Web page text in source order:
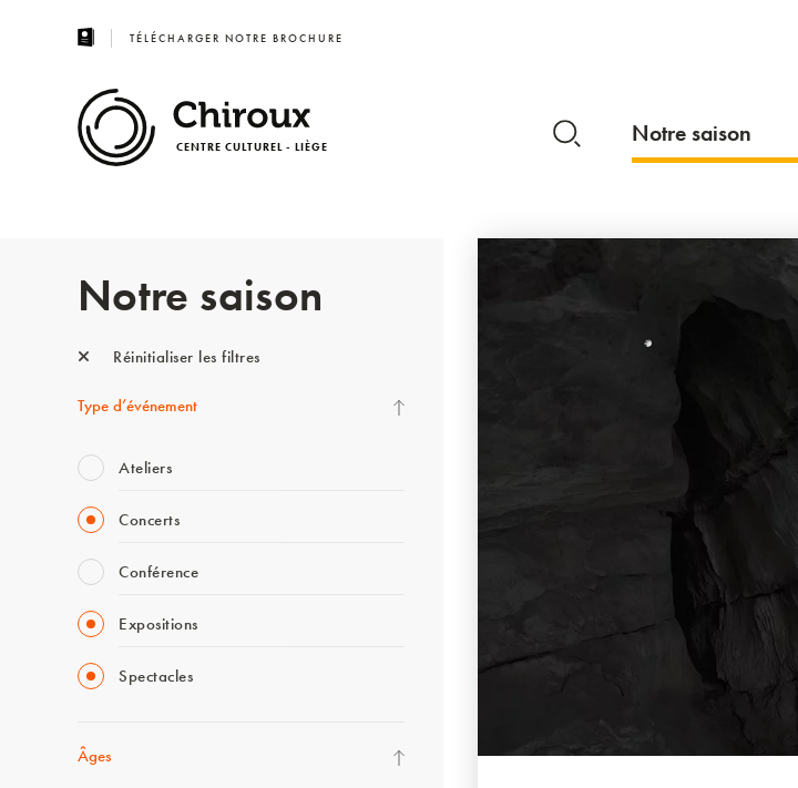
TÉLÉCHARGER NOTRE BROCHURE
CENTRE CULTUREL - LIÈGE Notre saison
Notre saison
Réinitialiser les filtres
Type d’événement
Ateliers
Concerts
Conférence
Expositions
Spectacles
Âges